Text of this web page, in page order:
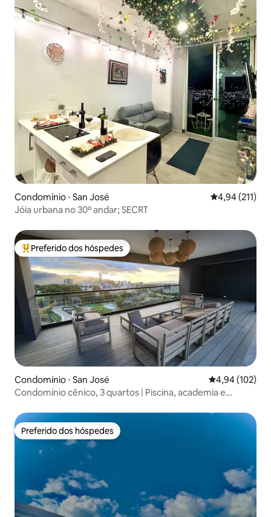
Condomínio ⋅ San José 4,94 de uma
4,94 (211)
Jóia urbana no 30º andar; SECRT
Entre os melhores preferidos dos hóspedes
Preferido dos hóspedes
Condomínio ⋅ San José 4,94 de uma
4,94 (102)
Condomínio cênico, 3 quartos | Piscina, academia e
Preferido dos hóspedes
Preferido dos hóspedes